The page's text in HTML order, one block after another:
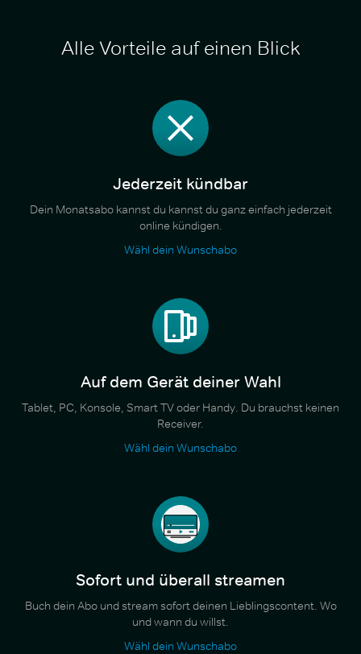
Alle Vorteile auf einen Blick
Jederzeit kündbar
Dein Monatsabo kannst du kannst du ganz einfach jederzeit
online kündigen.
Wähl dein Wunschabo
Auf dem Gerät deiner Wahl
Tablet, PC, Konsole, Smart TV oder Handy. Du brauchst keinen
Receiver.
Wähl dein Wunschabo
Sofort und überall streamen
Buch dein Abo und stream sofort deinen Lieblingscontent. Wo
und wann du willst.
Wähl dein Wunschabo